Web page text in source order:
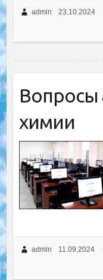
admin 23.10.2024
Вопросы
химии
admin 11.09.2024